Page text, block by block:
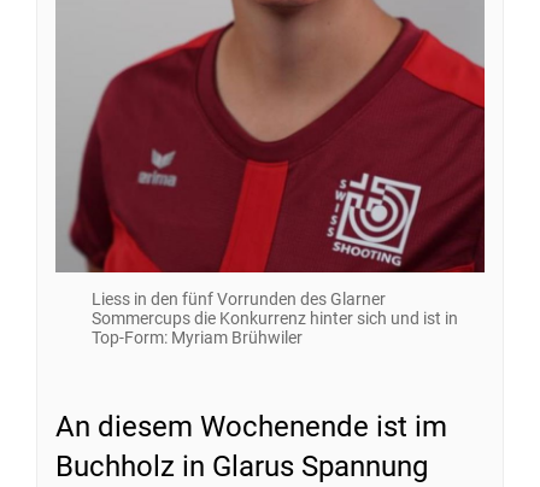
Liess in den fünf Vorrunden des Glarner
Sommercups die Konkurrenz hinter sich und ist in
Top-Form: Myriam Brühwiler
An diesem Wochenende ist im
Buchholz in Glarus Spannung